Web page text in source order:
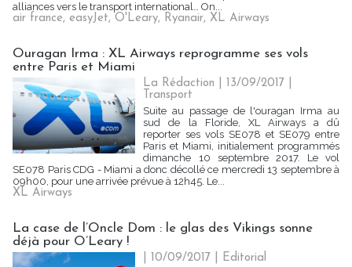
alliances vers le transport international… On...
air france, easyJet, O'Leary, Ryanair, XL Airways
Ouragan Irma : XL Airways reprogramme ses vols
entre Paris et Miami
La Rédaction | 13/09/2017
Transport
Suite au passage de l'ouragan Irma au
sud de la Floride, XL Airways a dû
reporter ses vols SE078 et SE079 entre
Paris et Miami, initialement programmés
dimanche 10 septembre 2017. Le vol
SE078 Paris CDG - Miami a donc décollé ce mercredi 13 septembre à
09h00, pour une arrivée prévue à 12h45. Le...
XL Airways
La case de l’Oncle Dom : le glas des Vikings sonne
déjà pour O’Leary !
| 10/09/2017
Editorial